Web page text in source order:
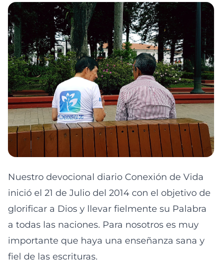
Nuestro devocional diario Conexión de Vida
inició el 21 de Julio del 2014 con el objetivo de
glorificar a Dios y llevar fielmente su Palabra
a todas las naciones. Para nosotros es muy
importante que haya una enseñanza sana y
fiel de las escrituras.